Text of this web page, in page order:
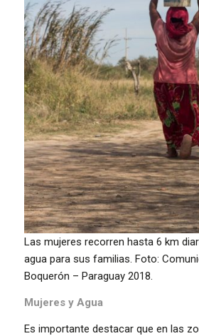
Las mujeres recorren hasta 6 km
agua para sus familias. Foto:
Boquerón – Paraguay 2018.
Mujeres y Agua
Es importante destacar que en las